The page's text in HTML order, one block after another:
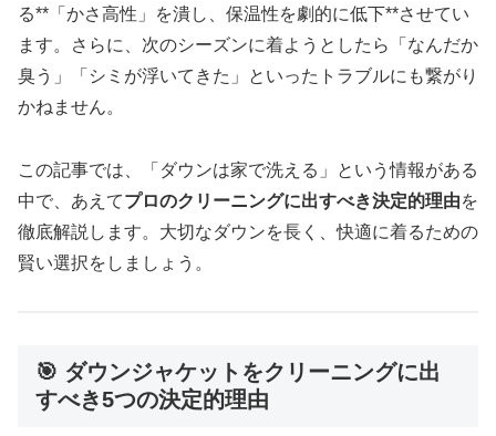
る**「かさ高性」を潰し、保温性を劇的に低下**させてい
ます。さらに、次のシーズンに着ようとしたら「なんだか
臭う」「シミが浮いてきた」といったトラブルにも繋がり
かねません。
この記事では、「ダウンは家で洗える」という情報がある
中で、あえてプロのクリーニングに出すべき決定的理由を
徹底解説します。大切なダウンを長く、快適に着るための
賢い選択をしましょう。
🎯 ダウンジャケットをクリーニングに出
すべき5つの決定的理由